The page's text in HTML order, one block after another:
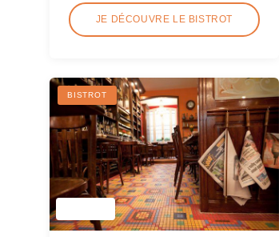
JE DÉCOUVRE LE BISTROT
BISTROT